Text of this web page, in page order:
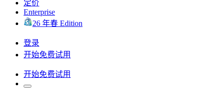
定价
Enterprise
26 年春 Edition
登录
开始免费试用
开始免费试用